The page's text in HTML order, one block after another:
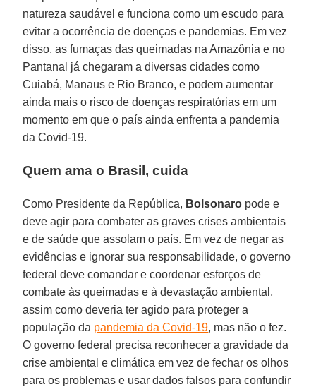
natureza saudável e funciona como um escudo para
evitar a ocorrência de doenças e pandemias. Em vez
disso, as fumaças das queimadas na Amazônia e no
Pantanal já chegaram a diversas cidades como
Cuiabá, Manaus e Rio Branco, e podem aumentar
ainda mais o risco de doenças respiratórias em um
momento em que o país ainda enfrenta a pandemia
da Covid-19.
Quem ama o Brasil, cuida
Como Presidente da República, Bolsonaro pode e
deve agir para combater as graves crises ambientais
e de saúde que assolam o país. Em vez de negar as
evidências e ignorar sua responsabilidade, o governo
federal deve comandar e coordenar esforços de
combate às queimadas e à devastação ambiental,
assim como deveria ter agido para proteger a
população da pandemia da Covid-19, mas não o fez.
O governo federal precisa reconhecer a gravidade da
crise ambiental e climática em vez de fechar os olhos
para os problemas e usar dados falsos para confundir